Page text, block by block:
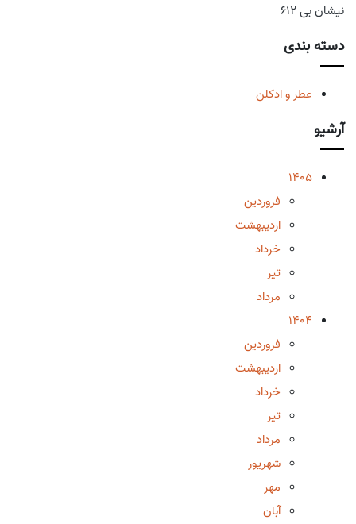
نیشان بی 612
دسته بندی
عطر و ادکلن
آرشیو
1405
فروردین
اردیبهشت
خرداد
تیر
مرداد
1404
فروردین
اردیبهشت
خرداد
تیر
مرداد
شهریور
مهر
آبان